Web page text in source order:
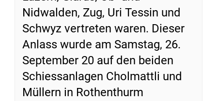
Nidwalden, Zug, Uri Tessin und
Schwyz vertreten waren. Dieser
Anlass wurde am Samstag, 26.
September 20 auf den beiden
Schiessanlagen Cholmattli und
Müllern in Rothenthurm